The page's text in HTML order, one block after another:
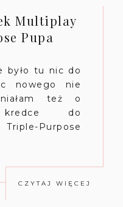
Multiplay
Pupa
tu nic do
nowego nie
też o
do
Purpose
CZYTAJ WIĘCEJ